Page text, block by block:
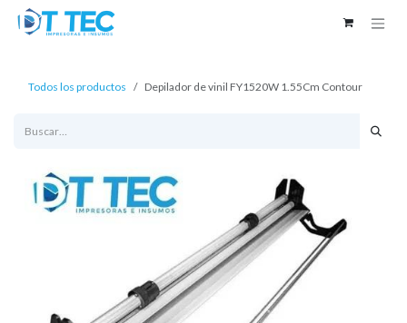
Ir al contenido
Todos los productos Depilador de vinil FY1520W 1.55Cm Contour